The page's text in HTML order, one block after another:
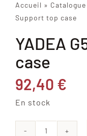
Accueil » Catalogue
Support top case
YADEA
case
92,40 €
En stock